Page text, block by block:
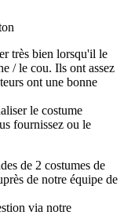
très bien lorsqu'il le
/ le cou. Ils ont assez
ont une bonne
le costume
fournissez ou le
de 2 costumes de
de notre équipe de
via notre